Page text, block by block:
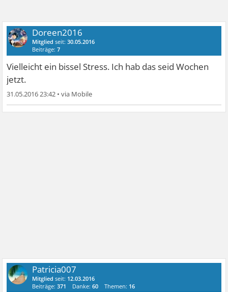
Doreen2016
Mitglied seit:30.05.2016
Beiträge:7
Vielleicht ein bissel Stress. Ich hab das seid Wochen
jetzt.
31.05.2016 23:42 •
Patricia007
Mitglied seit: 12.03.2016
Beiträge:371 Danke:60 Themen: 16